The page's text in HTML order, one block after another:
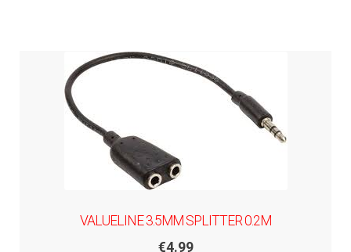
VALUELINE 3.5MM SPLITTER 0.2M
€4.99